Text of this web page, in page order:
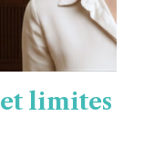
limites